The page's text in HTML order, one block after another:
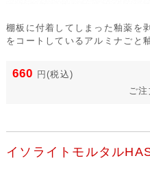
棚板に付着してしまった釉薬を
をコートしているアルミナごと
660 円(税込)
ご
イソライトモルタル